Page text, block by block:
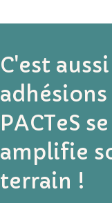
C'est
PACTeS
amplifie
terrain !